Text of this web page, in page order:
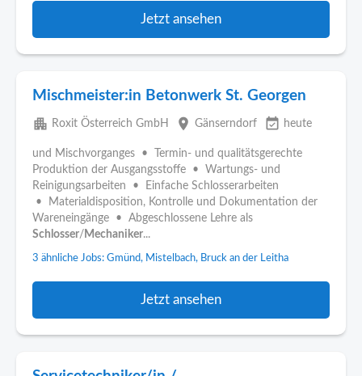
Jetzt ansehen
Mischmeister:in Betonwerk St. Georgen
apartment Roxit Österreich GmbH place Gänserndorf event_available heute
und Mischvorganges • Termin- und qualitätsgerechte
Produktion der Ausgangsstoffe • Wartungs- und
Reinigungsarbeiten • Einfache Schlosserarbeiten
• Materialdisposition, Kontrolle und Dokumentation der
Wareneingänge • Abgeschlossene Lehre als
Schlosser/ Mechaniker...
3 ähnliche Jobs: Gmünd, Mistelbach, Bruck an der Leitha
Jetzt ansehen